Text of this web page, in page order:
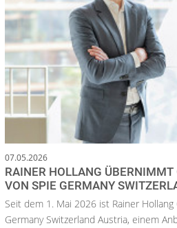
07.05.2026
RAINER HOLLANG ÜBERNIMMT
VON SPIE GERMANY
Seit dem 1. Mai 2026 ist Rainer
Germany Switzerland Austria, einem